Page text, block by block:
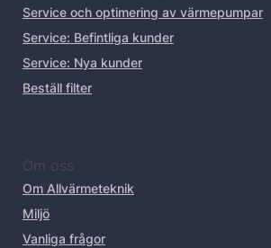
Service och optimering av värmepumpar
Service: Befintliga kunder
Service: Nya kunder
Beställ filter
Om oss
Om Allvärmeteknik
Miljö
Vanliga frågor